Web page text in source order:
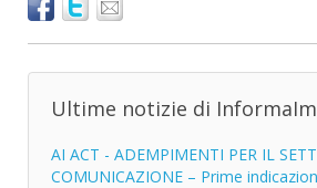
Ultime notizie di
AI ACT - ADEMPIMENTI PER IL
COMUNICAZIONE – Prime